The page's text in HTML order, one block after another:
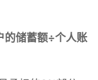
的储蓄额÷个人账